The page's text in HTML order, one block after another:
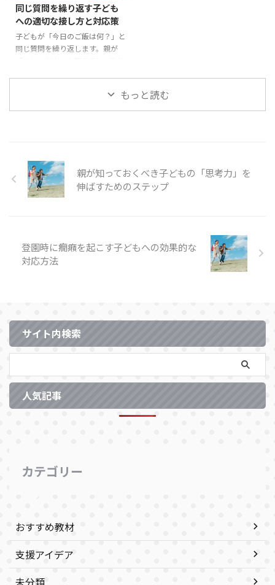
親子にとってストレスではなく楽
しい時間となるようサポートして
いきましょう。 1. 子どもが決ま
った道順でしか歩けない原因と
同じ質問を繰り返す子ども
への適切な接し方と対応策
子どもが「今日のご飯は何？」と
同じ質問を繰り返します。親が
返され、親が少しでも答えを変え
たり、「さっき言ったよね」と返
ばいいのか」と悩むことが多いで
す。 1. 子どもが同じ質問を繰り
返す原因を理解する 同じ質問を
繰り返す行動には、心理的な要因
もっと読む
親が知っておくべき子どもの「思考力」を
伸ばすためのステップ
登園時に癇癪を起こす子どもへの効果的な
対応方法
サイト内検索
人気記事
カテゴリー
おすすめ教材
支援アイデア
未分類